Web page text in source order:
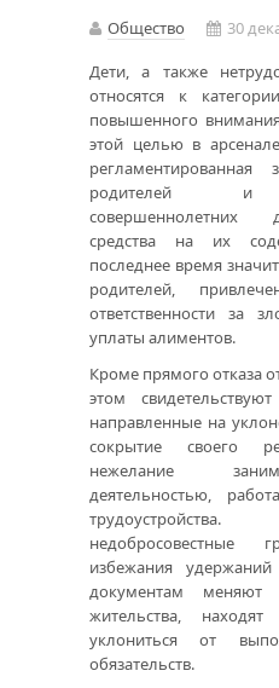
Общество
30
Дети, а также
относятся к
повышенного
этой целью в
регламентированная
родителей и
совершеннолетних
средства на их
последнее время
родителей,
ответственности за
уплаты алиментов.
Кроме прямого отказа
этом
направленные на
сокрытие своего
нежелание
деятельностью,
избежания
документам
жительства,
уклониться от
обязательств.